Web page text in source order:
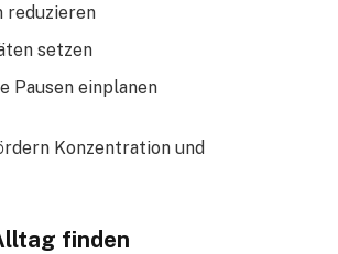
reduzieren
setzen
Pausen einplanen
Konzentration und
finden